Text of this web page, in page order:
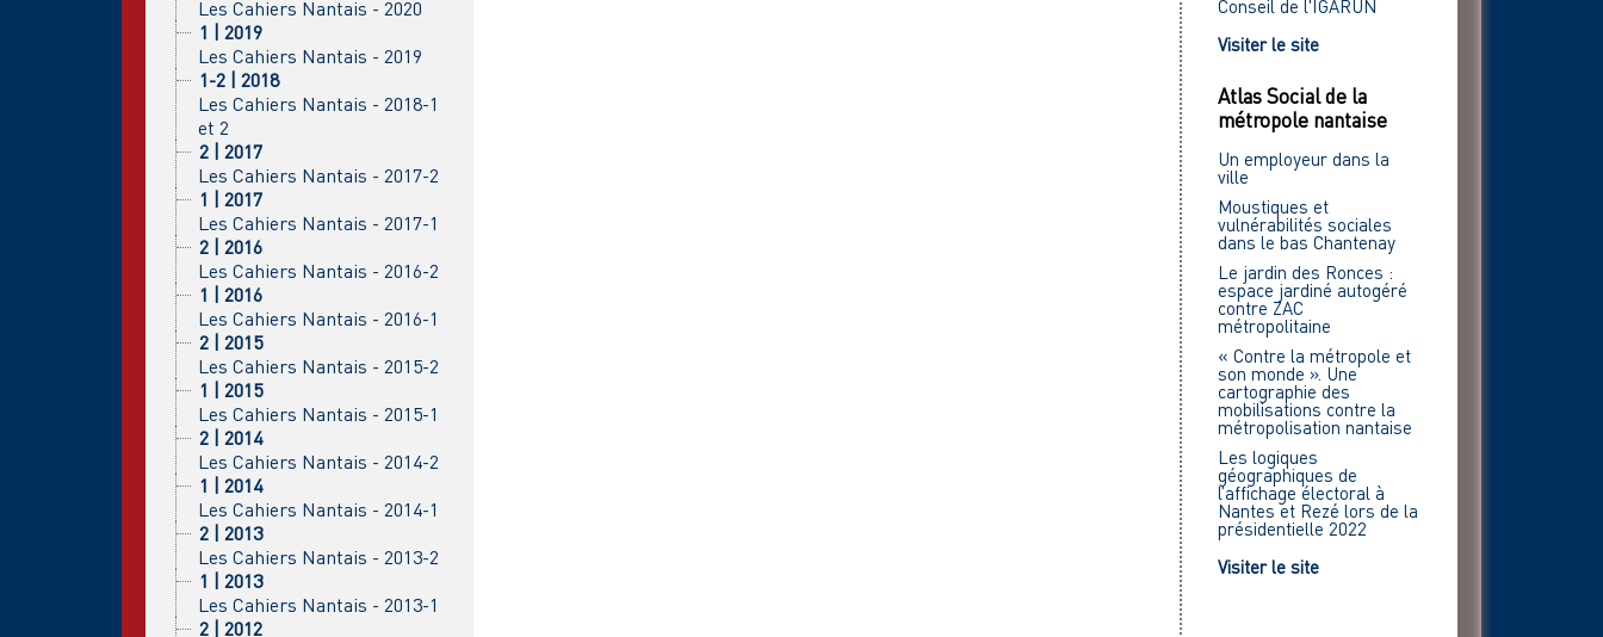
Les Cahiers Nantais - 2020
1 | 2019
Les Cahiers Nantais - 2019
1-2 | 2018
Les Cahiers Nantais - 2018-1
et 2
2 | 2017
Les Cahiers Nantais - 2017-2
1 | 2017
Les Cahiers Nantais - 2017-1
2 | 2016
Les Cahiers Nantais - 2016-2
1 | 2016
Les Cahiers Nantais - 2016-1
2 | 2015
Les Cahiers Nantais - 2015-2
1 | 2015
Les Cahiers Nantais - 2015-1
2 | 2014
Les Cahiers Nantais - 2014-2
1 | 2014
Les Cahiers Nantais - 2014-1
2 | 2013
Les Cahiers Nantais - 2013-2
1 | 2013
Les Cahiers Nantais - 2013-1
2 | 2012
Conseil de l'IGARUN
Visiter le site
Atlas Social de la
métropole nantaise
Un employeur dans la
ville
Moustiques et
vulnérabilités sociales
dans le bas Chantenay
Le jardin des Ronces :
espace jardiné autogéré
contre ZAC
métropolitaine
« Contre la métropole et
son monde ». Une
cartographie des
mobilisations contre la
métropolisation nantaise
Les logiques
géographiques de
l’affichage électoral à
Nantes et Rezé lors de la
présidentielle 2022
Visiter le site